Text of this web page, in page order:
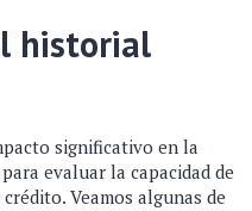
historial
significativo en la
evaluar la capacidad de
Veamos algunas de